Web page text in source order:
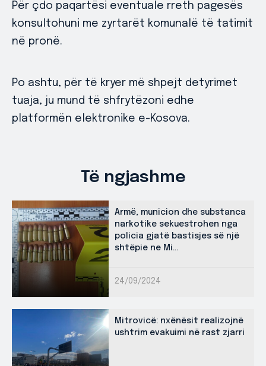
Për çdo paqartësi eventuale rreth pagesës
konsultohuni me zyrtarët komunalë të tatimit
në pronë.
Po ashtu, për të kryer më shpejt detyrimet
tuaja, ju mund të shfrytëzoni edhe
platformën elektronike e-Kosova.
Të ngjashme
Armë, municion dhe substanca
narkotike sekuestrohen nga
policia gjatë bastisjes së një
shtëpie ne Mi...
24/09/2024
Mitrovicë: nxënësit realizojnë
ushtrim evakuimi në rast zjarri